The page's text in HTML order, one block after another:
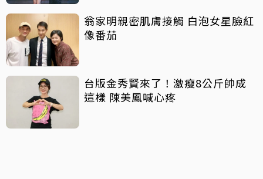
翁家明親密肌膚接觸 白泡女星臉紅
像番茄
台版金秀賢來了！激瘦8公斤帥成
這樣 陳美鳳喊心疼